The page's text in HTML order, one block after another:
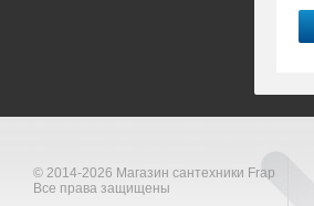
© 2014-2026 Магазин сантехники Frap
Все права защищены